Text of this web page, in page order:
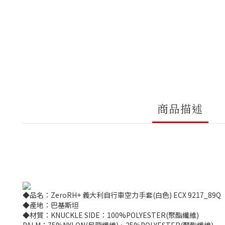
商品描述
◆品名：ZeroRH+ 義大利自行車空力手套(白色) ECX 9217_89Q
◆產地：巴基斯坦
◆材質：KNUCKLE SIDE：100%POLYESTER(聚酯纖維)